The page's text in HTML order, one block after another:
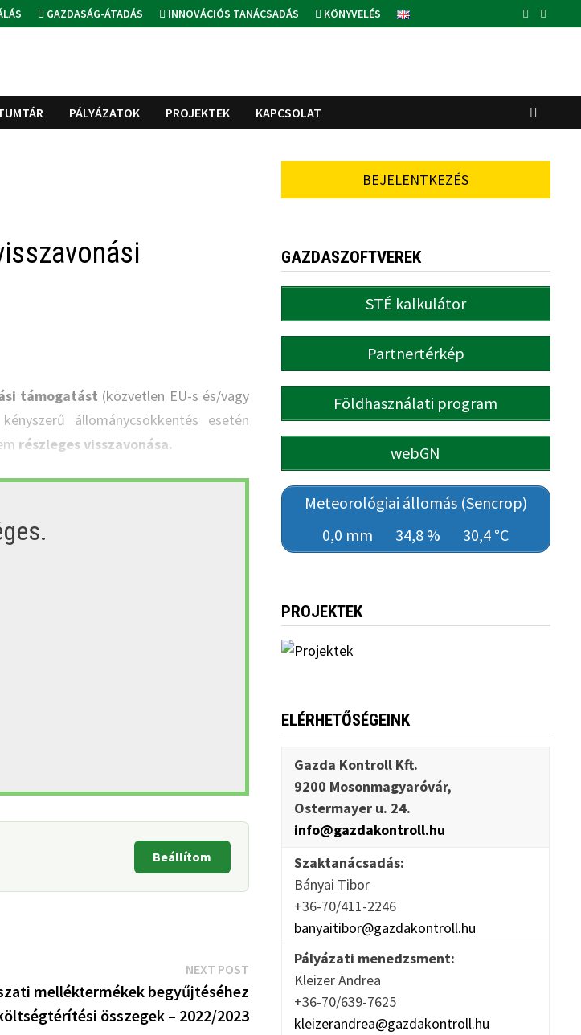
GAZDASÁG-ÁTADÁS INNOVÁCIÓS TANÁCSADÁS KÖNYVELÉS
PÁLYÁZATOK PROJEKTEK KAPCSOLAT
támogatást (közvetlen EU-s és/vagy
állománycsökkentés esetén
részleges visszavonása.
Beállítom
NEXT POSTNext
post:
melléktermékek begyűjtéséhez
összegek – 2022/2023
BEJELENTKEZÉS
GAZDASZOFTVEREK
STÉ kalkulátor
Partnertérkép
Földhasználati program
webGN
Meteorológiai állomás (Sencrop)
0,0 mm
34,8 % 30,4 °C
PROJEKTEK
ELÉRHETŐSÉGEINK
Gazda Kontroll Kft.
9200 Mosonmagyaróvár,
Ostermayer u. 24.
info@gazdakontroll.hu
Szaktanácsadás:
Bányai Tibor
+36-70/411-2246
banyaitibor@gazdakontroll.hu
Pályázati menedzsment:
Kleizer Andrea
+36-70/639-7625
kleizerandrea@gazdakontroll.hu